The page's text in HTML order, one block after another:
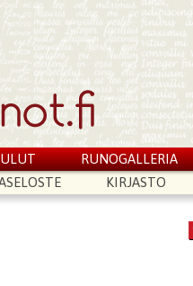
RUNOGALLERIA
KIRJASTO